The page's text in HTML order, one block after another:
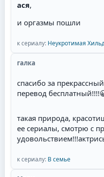
ася,
и оргазмы пошли
к сериалу: Неукротимая
галка
спасибо за
перевод бесплатный!!!!
такая природа,
ее сериалы, смотрю с
к сериалу: В семье